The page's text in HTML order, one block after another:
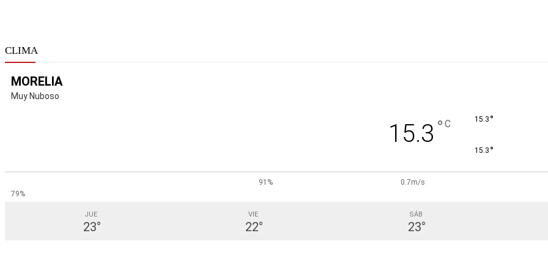
CLIMA
MORELIA
Muy Nuboso
15.3 ° C 15.3 °
15.3 °
91%
0.7m/s
79%
JUE
23°
VIE
22°
SÁB
23°